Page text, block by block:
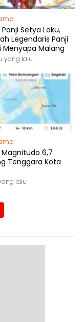
Setya Laku,
Legendaris Panji
Menyapa Malang
yang lalu
6,7
Tenggara Kota
lalu